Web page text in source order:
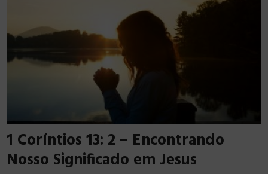
1 Coríntios 13: 2 – Encontrando
Nosso Significado em Jesus